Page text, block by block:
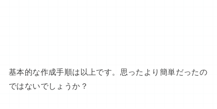
基本的な作成手順は以上です。思ったより簡単だったの
ではないでしょうか？